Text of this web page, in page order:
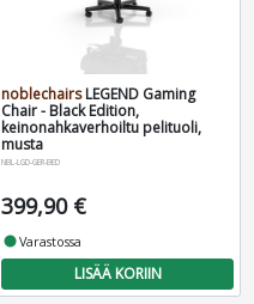
noblechairsLEGEND Gaming
Chair - Black Edition,
keinonahkaverhoiltu pelituoli,
musta
NBL-LGD-GER-BED
399,90 €
fiber_manual_recordVarastossa
LISÄÄ KORIIN